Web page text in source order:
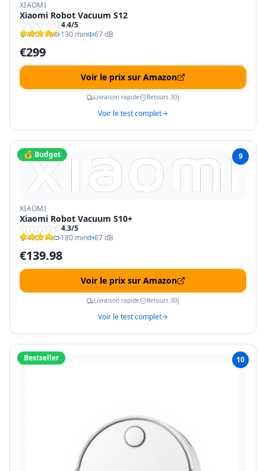
XIAOMI
Xiaomi Robot Vacuum S12
4.4/5
4000 Pa
130 min 67 dB
€299
Voir le prix sur Amazon
Livraison rapide Retours 30j
Voir le test complet
💰 Budget 9
XIAOMI
Xiaomi Robot Vacuum S10+
4.3/5
4000 Pa
180 min 67 dB
€139.98
Voir le prix sur Amazon
Livraison rapide Retours 30j
Voir le test complet
Bestseller 10